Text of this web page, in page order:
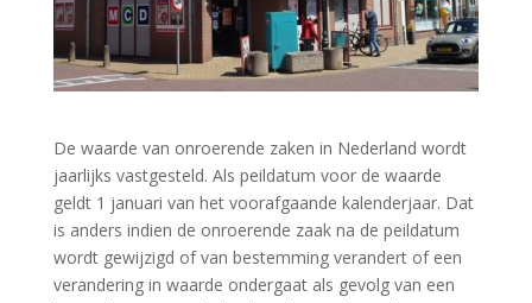
De waarde van onroerende zaken in Nederland wordt
jaarlijks vastgesteld. Als peildatum voor de waarde
geldt 1 januari van het voorafgaande kalenderjaar. Dat
is anders indien de onroerende zaak na de peildatum
wordt gewijzigd of van bestemming verandert of een
verandering in waarde ondergaat als gevolg van een